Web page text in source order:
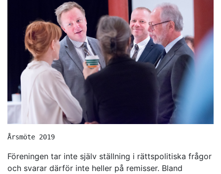
Årsmöte 2019
Föreningen tar inte själv ställning i rättspolitiska frågor
och svarar därför inte heller på remisser. Bland